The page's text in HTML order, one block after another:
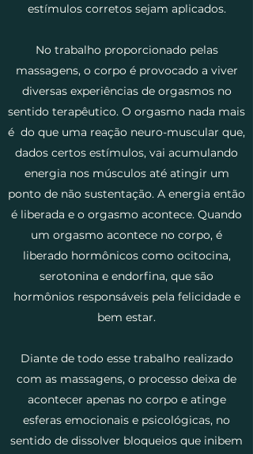
estímulos corretos sejam aplicados.
No trabalho proporcionado pelas
massagens, o corpo é provocado a viver
diversas experiências de orgasmos no
sentido terapêutico. O orgasmo nada mais
é do que uma reação neuro-muscular que,
dados certos estímulos, vai acumulando
energia nos músculos até atingir um
ponto de não sustentação. A energia então
é liberada e o orgasmo acontece. Quando
um orgasmo acontece no corpo, é
liberado hormônicos como ocitocina,
serotonina e endorfina, que são
hormônios responsáveis pela felicidade e
bem estar.
Diante de todo esse trabalho realizado
com as massagens, o processo deixa de
acontecer apenas no corpo e atinge
esferas emocionais e psicológicas, no
sentido de dissolver bloqueios que inibem